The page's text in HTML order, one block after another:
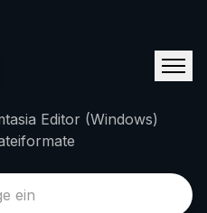
Editor (Windows)